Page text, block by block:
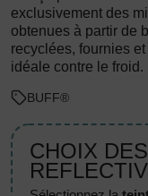
exclusivement des
obtenues à partir de
recyclées, fournies
idéale contre le froid.
BUFF®
CHOIX DES